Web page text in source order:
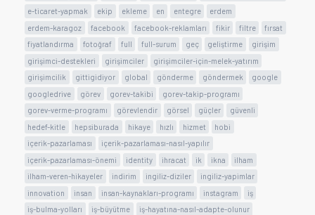
e-ticaret-yapmak
ekip ekleme en entegre
erdem
erdem-karagoz
facebook facebook-reklamları fikir filtre
fırsat
fiyatlandırma
fotoğraf full full-surum geç geliştirme
girişim
girişimci-destekleri
girişimciler
girişimciler-için-melek-yatırım
girişimcilik
gittigidiyor global gönderme göndermek
google
googledrive
görev gorev-takibi
gorev-takip-programı
gorev-verme-programı
görevlendir görsel güçler
güvenli
hedef-kitle
hepsiburada hikaye hızlı hizmet
hobi
içerik-pazarlaması
içerik-pazarlaması-nasıl-yapılır
içerik-pazarlaması-önemi
identity ihracat ik ikna
ilham
ilham-veren-hikayeler
indirim ingiliz-diziler
ingiliz-yapimlar
innovation
insan insan-kaynakları-programı instagram
iş
iş-bulma-yolları
iş-büyütme
iş-hayatına-nasıl-adapte-olunur